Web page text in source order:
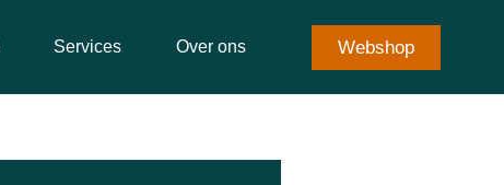
Services Over ons Webshop